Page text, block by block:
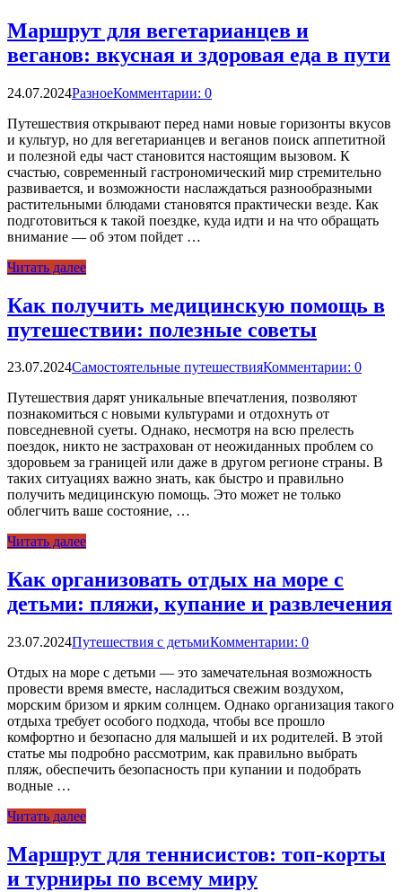
Маршрут для вегетарианцев и
веганов: вкусная и здоровая еда в пути
24.07.2024РазноеКомментарии: 0
Путешествия открывают перед нами новые горизонты вкусов
и культур, но для вегетарианцев и веганов поиск аппетитной
и полезной еды част становится настоящим вызовом. К
счастью, современный гастрономический мир стремительно
развивается, и возможности наслаждаться разнообразными
растительными блюдами становятся практически везде. Как
подготовиться к такой поездке, куда идти и на что обращать
внимание — об этом пойдет …
Читать далее
Как получить медицинскую помощь в
путешествии: полезные советы
23.07.2024Самостоятельные путешествияКомментарии: 0
Путешествия дарят уникальные впечатления, позволяют
познакомиться с новыми культурами и отдохнуть от
повседневной суеты. Однако, несмотря на всю прелесть
поездок, никто не застрахован от неожиданных проблем со
здоровьем за границей или даже в другом регионе страны. В
таких ситуациях важно знать, как быстро и правильно
получить медицинскую помощь. Это может не только
облегчить ваше состояние, …
Читать далее
Как организовать отдых на море с
детьми: пляжи, купание и развлечения
23.07.2024Путешествия с детьмиКомментарии: 0
Отдых на море с детьми — это замечательная возможность
провести время вместе, насладиться свежим воздухом,
морским бризом и ярким солнцем. Однако организация такого
отдыха требует особого подхода, чтобы все прошло
комфортно и безопасно для малышей и их родителей. В этой
статье мы подробно рассмотрим, как правильно выбрать
пляж, обеспечить безопасность при купании и подобрать
водные …
Читать далее
Маршрут для теннисистов: топ-корты
и турниры по всему миру